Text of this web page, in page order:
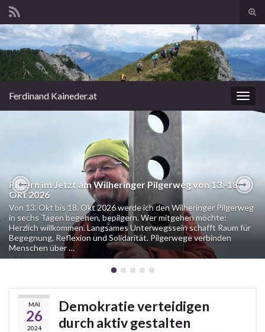
Search for:
Ferdinand Kaineder.at
Pilgern im Jetzt am Wilheringer Pilgerweg von 13.-18.
Okt 2026
Von 13. Okt bis 18. Okt 2026 werde ich den Wilheringer Pilgerweg
in sechs Tagen begehen, bepilgern. Wer mitgehen möchte:
Herzlich willkommen. Langsames Unterwegssein schafft Raum für
Begegnung, Reflexion und Solidarität. Pilgerwege verbinden
Menschen über …
Previous
MAI
26
2024
Demokratie verteidigen
durch aktiv gestalten